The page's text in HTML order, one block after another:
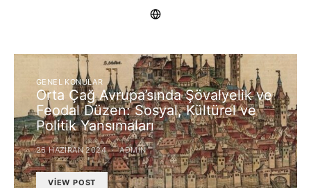
GENEL KONULAR
Orta Çağ Avrupa’sında Şövalyelik ve
Feodal Düzen: Sosyal, Kültürel ve
Politik Yansımaları
26 HAZIRAN 2024 ADMIN
VIEW POST